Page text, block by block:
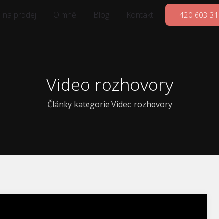
na prodej O mně Blog Kontakt +420 603
Video rozhovory
Články kategorie Video rozhovory